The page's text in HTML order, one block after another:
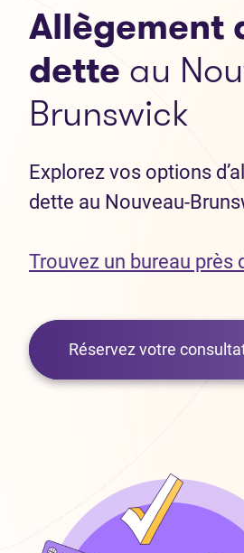
Allègement
dette au
Brunswick
Explorez vos options
dette au Nouveau-
Trouvez un bureau près
Réservez votre